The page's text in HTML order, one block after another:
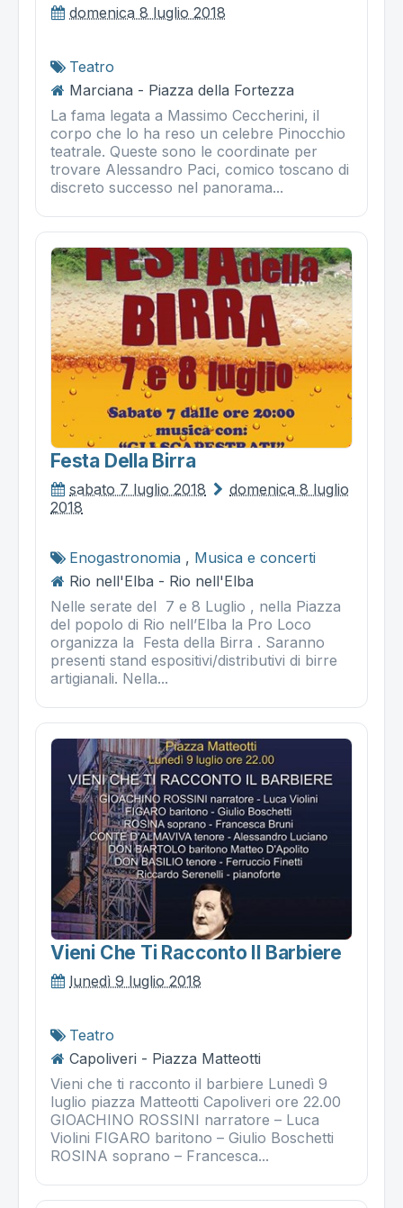
domenica 8 luglio 2018
Teatro
Marciana - Piazza della Fortezza
La fama legata a Massimo Ceccherini, il
corpo che lo ha reso un celebre Pinocchio
teatrale. Queste sono le coordinate per
trovare Alessandro Paci, comico toscano di
discreto successo nel panorama...
Festa Della Birra
sabato 7 luglio 2018
domenica 8 luglio
2018
Enogastronomia , Musica e concerti
Rio nell'Elba - Rio nell'Elba
Nelle serate del 7 e 8 Luglio , nella Piazza
del popolo di Rio nell’Elba la Pro Loco
organizza la Festa della Birra . Saranno
presenti stand espositivi/distributivi di birre
artigianali. Nella...
Vieni Che Ti Racconto Il Barbiere
lunedì 9 luglio 2018
Teatro
Capoliveri - Piazza Matteotti
Vieni che ti racconto il barbiere Lunedì 9
luglio piazza Matteotti Capoliveri ore 22.00
GIOACHINO ROSSINI narratore – Luca
Violini FIGARO baritono – Giulio Boschetti
ROSINA soprano – Francesca...